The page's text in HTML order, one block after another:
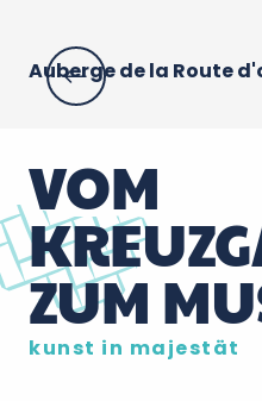
Auberge de la Route
VOM
ZUM
kunst in majestät